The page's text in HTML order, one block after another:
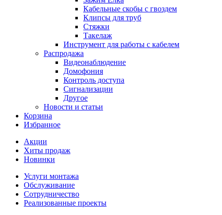
Кабельные скобы с гвоздем
Клипсы для труб
Стяжки
Такелаж
Инструмент для работы с кабелем
Распродажа
Видеонаблюдение
Домофония
Контроль доступа
Сигнализации
Другое
Новости и статьи
Корзина
Избранное
Акции
Хиты продаж
Новинки
Услуги монтажа
Обслуживание
Сотрудничество
Реализованные проекты